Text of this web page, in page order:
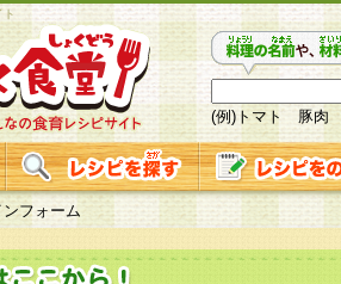
(例)トマト 豚肉
フォーム